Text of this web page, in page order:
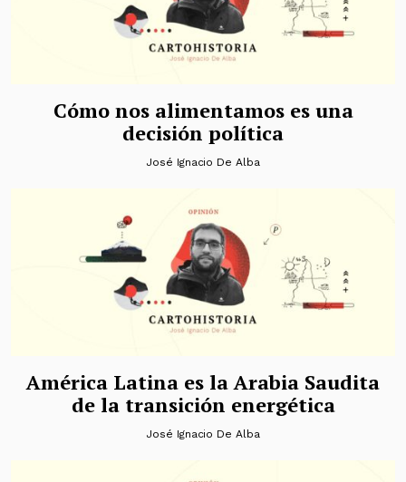
Cómo nos alimentamos es una
decisión política
José Ignacio De Alba
América Latina es la Arabia Saudita
de la transición energética
José Ignacio De Alba